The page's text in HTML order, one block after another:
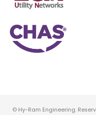
© Hy-Ram Engineering.